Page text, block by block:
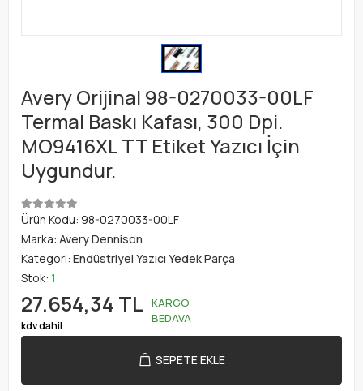
Avery Orijinal 98-0270033-00LF
Termal Baskı Kafası, 300 Dpi.
MO9416XL TT Etiket Yazıcı İçin
Uygundur.
Ürün Kodu: 98-0270033-00LF
Marka: Avery Dennison
Kategori: Endüstriyel Yazıcı Yedek Parça
Stok: 1
27.654,34 TL
kdv dahil
KARGO
BEDAVA
SEPETE EKLE